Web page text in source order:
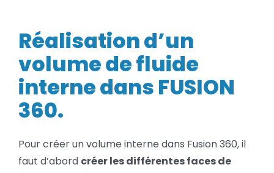
SOCIETE
Rechercher:
fluide
interne
dans
FUSION
360
Réalisation d’un
volume de fluide
interne dans FUSION
360.
Pour créer un volume interne dans Fusion 360, il
faut d’abord créer les différentes faces de